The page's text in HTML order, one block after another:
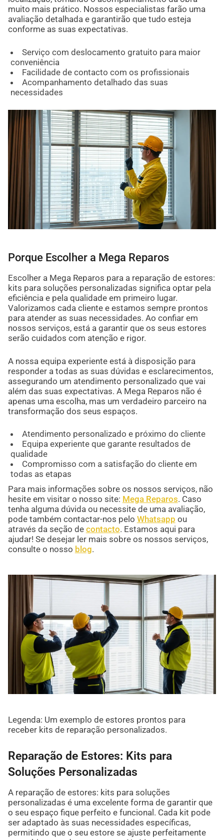
muito mais prático. Nossos especialistas farão uma
avaliação detalhada e garantirão que tudo esteja
conforme as suas expectativas.
Serviço com deslocamento gratuito para maior
conveniência
Facilidade de contacto com os profissionais
Acompanhamento detalhado das suas
necessidades
Porque Escolher a Mega Reparos
Escolher a Mega Reparos para a reparação de estores:
kits para soluções personalizadas significa optar pela
eficiência e pela qualidade em primeiro lugar.
Valorizamos cada cliente e estamos sempre prontos
para atender as suas necessidades. Ao confiar em
nossos serviços, está a garantir que os seus estores
serão cuidados com atenção e rigor.
A nossa equipa experiente está à disposição para
responder a todas as suas dúvidas e esclarecimentos,
assegurando um atendimento personalizado que vai
além das suas expectativas. A Mega Reparos não é
apenas uma escolha, mas um verdadeiro parceiro na
transformação dos seus espaços.
Atendimento personalizado e próximo do cliente
Equipa experiente que garante resultados de
qualidade
Compromisso com a satisfação do cliente em
todas as etapas
Para mais informações sobre os nossos serviços, não
hesite em visitar o nosso site: Mega Reparos. Caso
tenha alguma dúvida ou necessite de uma avaliação,
pode também contactar-nos pelo Whatsapp ou
através da seção de contacto. Estamos aqui para
ajudar! Se desejar ler mais sobre os nossos serviços,
consulte o nosso blog.
Legenda: Um exemplo de estores prontos para
receber kits de reparação personalizados.
Reparação de Estores: Kits para
Soluções Personalizadas
A reparação de estores: kits para soluções
personalizadas é uma excelente forma de garantir que
o seu espaço fique perfeito e funcional. Cada kit pode
ser adaptado às suas necessidades específicas,
permitindo que o seu estore se ajuste perfeitamente